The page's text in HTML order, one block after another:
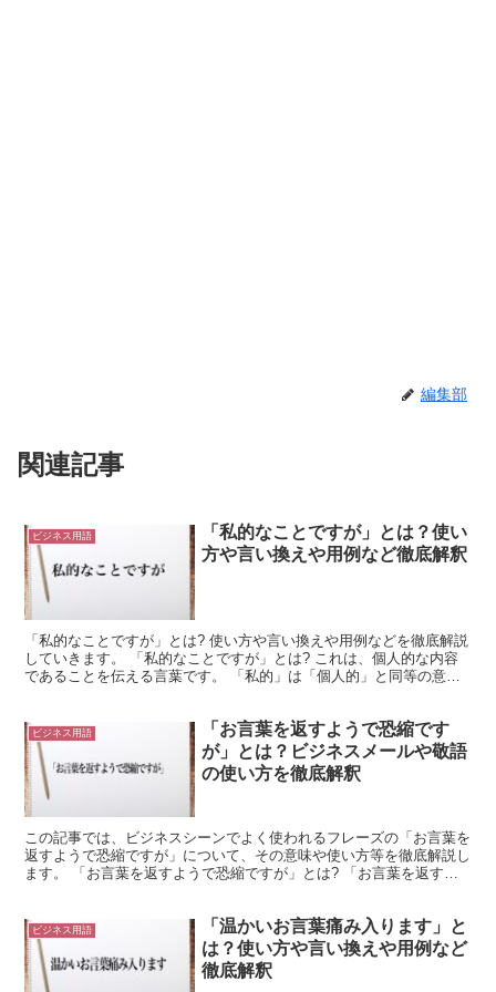
編集部
関連記事
ビジネス用語
「私的なことですが」とは？使い
方や言い換えや用例など徹底解釈
「私的なことですが」とは? 使い方や言い換えや用例などを徹底解説
していきます。 「私的なことですが」とは? これは、個人的な内容
であることを伝える言葉です。 「私的」は「個人的」と同等の意味
ビジネス用語
「お言葉を返すようで恐縮です
が」とは？ビジネスメールや敬語
の使い方を徹底解釈
この記事では、ビジネスシーンでよく使われるフレーズの「お言葉を
返すようで恐縮ですが」について、その意味や使い方等を徹底解説し
ます。 「お言葉を返すようで恐縮ですが」とは? 「お言葉を返すよ
ビジネス用語
「温かいお言葉痛み入ります」と
は？使い方や言い換えや用例など
徹底解釈